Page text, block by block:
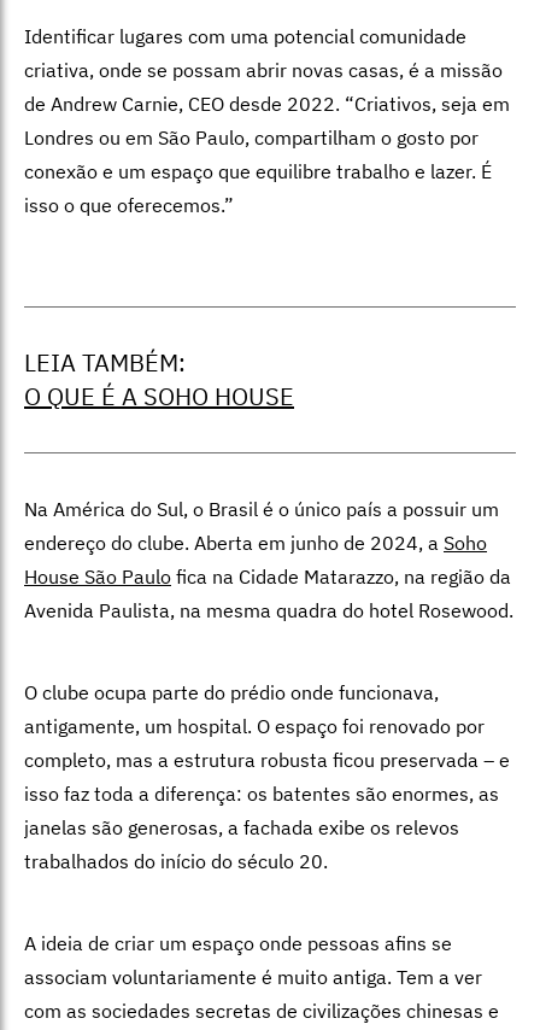
Identificar lugares com uma potencial comunidade
criativa, onde se possam abrir novas casas, é a missão
de Andrew Carnie, CEO desde 2022. “Criativos, seja em
Londres ou em São Paulo, compartilham o gosto por
conexão e um espaço que equilibre trabalho e lazer. É
isso o que oferecemos.”
LEIA TAMBÉM:
O QUE É A SOHO HOUSE
Na América do Sul, o Brasil é o único país a possuir um
endereço do clube. Aberta em junho de 2024, a Soho
House São Paulo fica na Cidade Matarazzo, na região da
Avenida Paulista, na mesma quadra do hotel Rosewood.
O clube ocupa parte do prédio onde funcionava,
antigamente, um hospital. O espaço foi renovado por
completo, mas a estrutura robusta ficou preservada – e
isso faz toda a diferença: os batentes são enormes, as
janelas são generosas, a fachada exibe os relevos
trabalhados do início do século 20.
A ideia de criar um espaço onde pessoas afins se
associam voluntariamente é muito antiga. Tem a ver
com as sociedades secretas de civilizações chinesas e